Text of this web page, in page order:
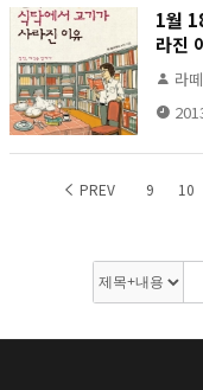
1월
라진
라떼
PREV 9 10